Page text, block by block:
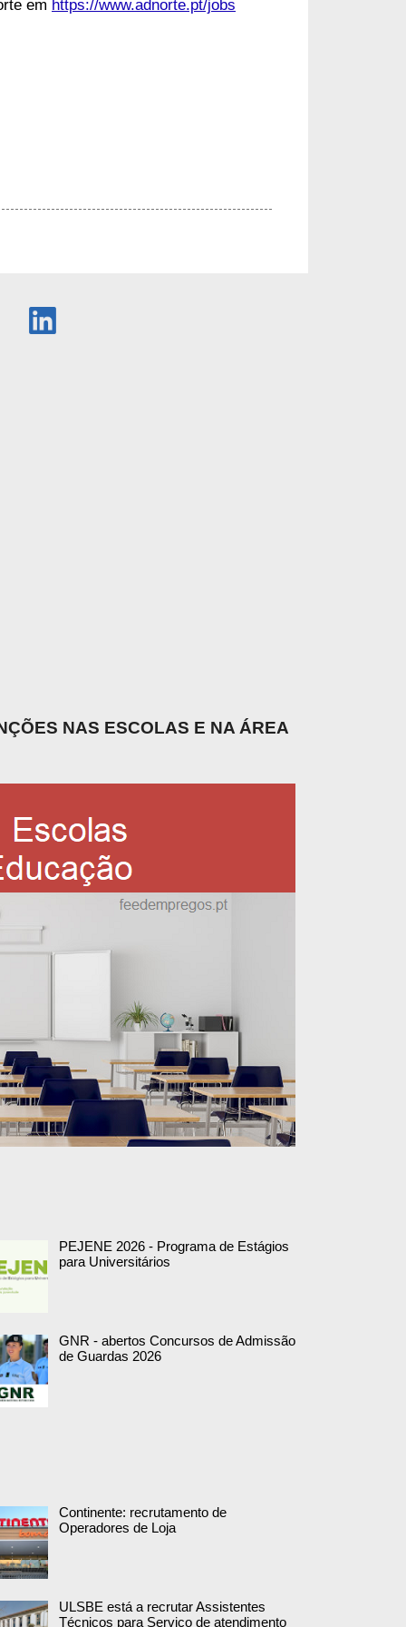
em https://www.adnorte.pt/jobs
NAS ESCOLAS E NA ÁREA
PEJENE 2026 - Programa de Estágios
para Universitários
GNR - abertos Concursos de Admissão
de Guardas 2026
Continente: recrutamento de
Operadores de Loja
ULSBE está a recrutar Assistentes
Técnicos para Serviço de atendimento